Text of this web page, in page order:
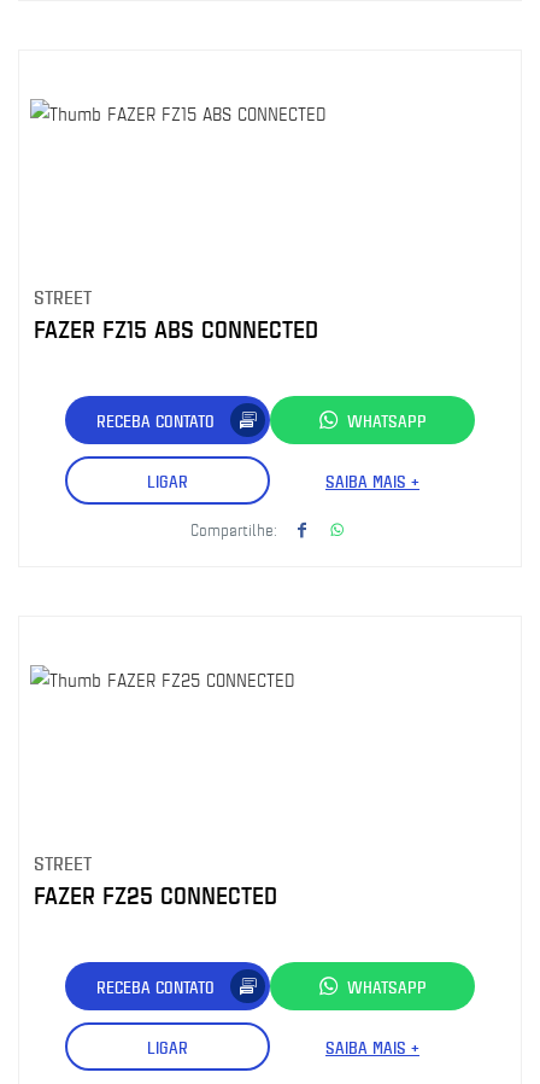
STREET
FAZER FZ15 ABS CONNECTED
RECEBA CONTATO WHATSAPP
LIGAR SAIBA MAIS +
Compartilhe:
STREET
FAZER FZ25 CONNECTED
RECEBA CONTATO WHATSAPP
LIGAR SAIBA MAIS +